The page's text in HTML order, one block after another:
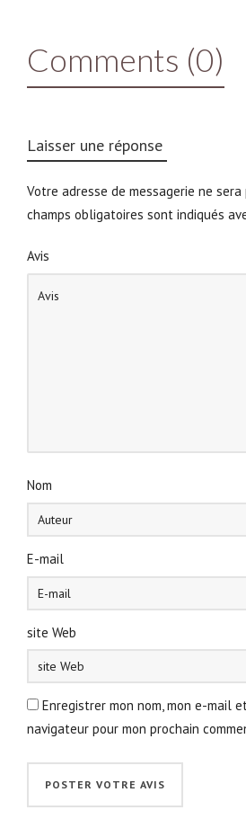
Comments (0)
Laisser une réponse
Votre adresse de messagerie ne sera
champs obligatoires sont indiqués
Avis
Nom
E-mail
site Web
Enregistrer mon nom, mon e-mail
navigateur pour mon prochain